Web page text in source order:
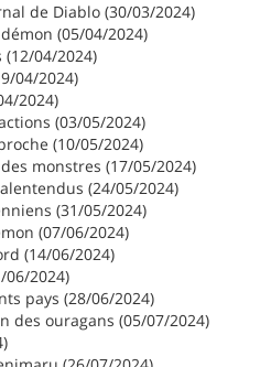
de Diablo (30/03/2024)
(05/04/2024)
04/2024)
04/2024)
2024)
(03/05/2024)
(10/05/2024)
monstres (17/05/2024)
(24/05/2024)
(31/05/2024)
(07/06/2024)
(14/06/2024)
2024)
pays (28/06/2024)
des ouragans (05/07/2024)